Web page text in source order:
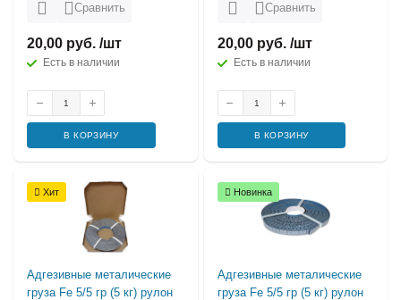
Сравнить
20,00 руб. /шт
Есть в наличии
В КОРЗИНУ
Сравнить
20,00 руб. /шт
Есть в наличии
В КОРЗИНУ
Хит
Адгезивные металические
груза Fe 5/5 гр (5 кг) рулон
Новинка
Адгезивные металические
груза Fe 5/5 гр (5 кг) рулон